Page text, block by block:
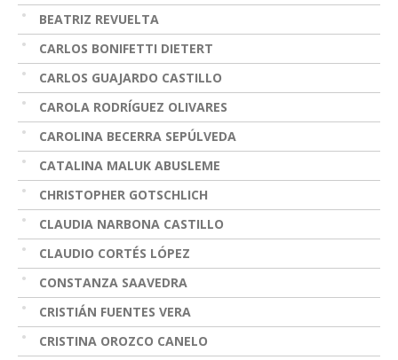
BEATRIZ REVUELTA
CARLOS BONIFETTI DIETERT
CARLOS GUAJARDO CASTILLO
CAROLA RODRÍGUEZ OLIVARES
CAROLINA BECERRA SEPÚLVEDA
CATALINA MALUK ABUSLEME
CHRISTOPHER GOTSCHLICH
CLAUDIA NARBONA CASTILLO
CLAUDIO CORTÉS LÓPEZ
CONSTANZA SAAVEDRA
CRISTIÁN FUENTES VERA
CRISTINA OROZCO CANELO